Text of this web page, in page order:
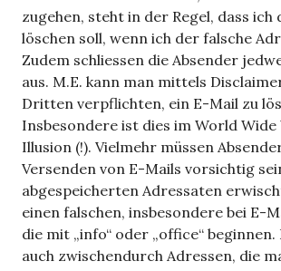
zugehen, steht in der Regel, dass ich
löschen soll, wenn ich der falsche
Zudem schliessen die Absender
aus. M.E. kann man mittels
Dritten verpflichten, ein E-Mail zu
Insbesondere ist dies im World Wide
Illusion (!). Vielmehr müssen
Versenden von E-Mails vorsichtig
abgespeicherten Adressaten
einen falschen, insbesondere bei E-
die mit „info“ oder „office“
auch zwischendurch Adressen, die